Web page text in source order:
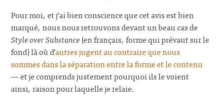
Pour moi, et j’ai bien conscience que cet avis est bien
marqué, nous nous retrouvons devant un beau cas de
Style over Substance(en français, forme qui prévaut sur le
fond) là où d’autres jugent au contraire que nous
sommes dans la séparation entre la forme et le contenu
— et je comprends justement pourquoi ils le voient
ainsi, raison pour laquelle je relaie.